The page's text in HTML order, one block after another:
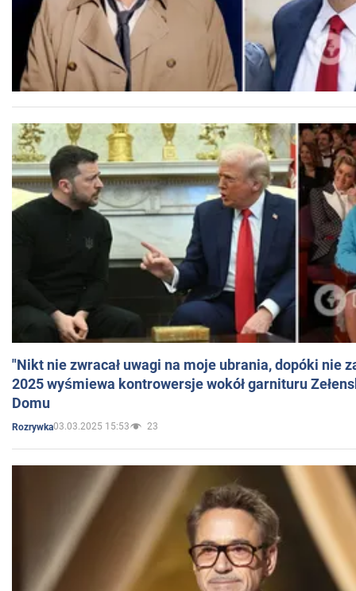
"Nikt nie zwracał uwagi na moje ubrania, dopóki nie
2025 wyśmiewa kontrowersje wokół garnituru
Domu
Rozrywka03.03.2025 15:53 23